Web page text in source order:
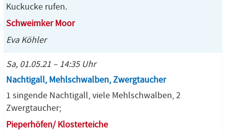
Kuckucke rufen.
Schweimker Moor
Eva Köhler
Sa, 01.05.21 – 14:35 Uhr
Nachtigall, Mehlschwalben, Zwergtaucher
1 singende Nachtigall, viele Mehlschwalben, 2
Zwergtaucher;
Pieperhöfen/ Klosterteiche